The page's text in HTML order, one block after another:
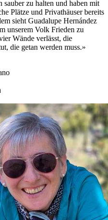
sauber zu halten und haben mit
Plätze und Privathäuser bereits
sieht Guadalupe Hernández
unserem Volk Frieden zu
Wände verlässt, die
die getan werden muss.»